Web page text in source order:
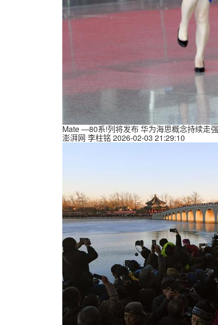
Mate —80系!列将发布 华为海思概念持续走强
澎湃网 李柱铭 2026-02-03 21:29:10